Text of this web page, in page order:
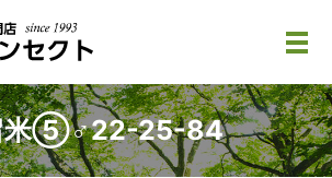
メ
米⑤♂22-25-84